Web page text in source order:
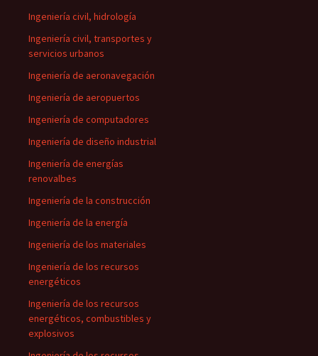
Ingeniería civil, hidrología
Ingeniería civil, transportes y
servicios urbanos
Ingeniería de aeronavegación
Ingeniería de aeropuertos
Ingeniería de computadores
Ingeniería de diseño industrial
Ingeniería de energías
renovalbes
Ingeniería de la construcción
Ingeniería de la energía
Ingeniería de los materiales
Ingeniería de los recursos
energéticos
Ingeniería de los recursos
energéticos, combustibles y
explosivos